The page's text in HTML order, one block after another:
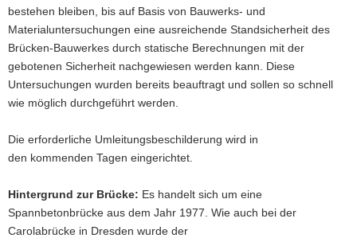
bestehen bleiben, bis auf Basis von Bauwerks- und
Materialuntersuchungen eine ausreichende Standsicherheit des
Brücken-Bauwerkes durch statische Berechnungen mit der
gebotenen Sicherheit nachgewiesen werden kann. Diese
Untersuchungen wurden bereits beauftragt und sollen so schnell
wie möglich durchgeführt werden.
Die erforderliche Umleitungsbeschilderung wird in
den kommenden Tagen eingerichtet.
Hintergrund zur Brücke: Es handelt sich um eine
Spannbetonbrücke aus dem Jahr 1977. Wie auch bei der
Carolabrücke in Dresden wurde der